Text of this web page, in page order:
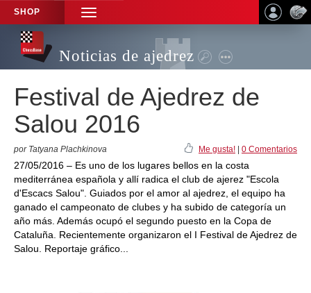
SHOP
TOGGLE
NAVIGATION
Noticias de ajedrez
Festival de Ajedrez de
Salou 2016
por Tatyana Plachkinova Me gusta! 0 Comentarios
27/05/2016 – Es uno de los lugares bellos en la costa
mediterránea española y allí radica el club de ajerez "Escola
d'Escacs Salou". Guiados por el amor al ajedrez, el equipo ha
ganado el campeonato de clubes y ha subido de categoría un
año más. Además ocupó el segundo puesto en la Copa de
Cataluña. Recientemente organizaron el I Festival de Ajedrez de
Salou. Reportaje gráfico...